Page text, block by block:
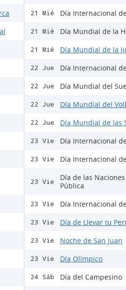
21 Mié Día Internacional
21 Mié Día Mundial de la
21 Mié Día Mundial de la
22 Jue Día Internacional
22 Jue Día Mundial del
22 Jue Día Mundial del
22 Jue Día Mundial de las
23 Vie Día Internacional
23 Vie Día Internacional
23 Vie
Día de las
Pública
23 Vie Día Internacional
23 Vie Día de Llevar tu
23 Vie Noche de San Juan
23 Vie Día Olímpico
24 Sáb Día del Campesino